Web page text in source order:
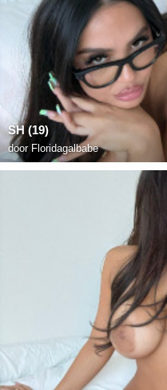
SH (19)
door Floridagalbabe